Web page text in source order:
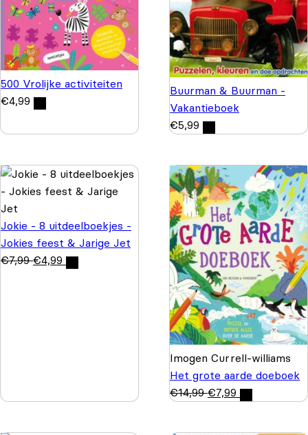
500 Vrolijke activiteiten
€4,99
Buurman & Buurman -
Vakantieboek
€5,99
Jokie - 8 uitdeelboekjes -
Jokies feest & Jarige Jet
€7,99 €4,99
Imogen Currell-williams
Het grote aarde doeboek
€14,99 €7,99